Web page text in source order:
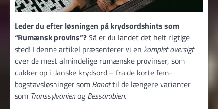
Leder du efter løsningen på krydsordshints som
“Rumænsk provins”?Så er du landet det helt rigtige
sted! I denne artikel præsenterer vi en komplet oversigt
over de mest almindelige rumænske provinser, som
dukker op i danske krydsord – fra de korte fem-
bogstavsløsninger som Banattil de længere varianter
som Transsylvanienog Bessarabien.